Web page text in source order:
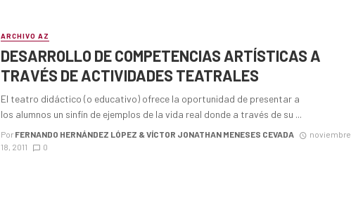
ARCHIVO AZ
DESARROLLO DE COMPETENCIAS ARTÍSTICAS A
TRAVÉS DE ACTIVIDADES TEATRALES
El teatro didáctico (o educativo) ofrece la oportunidad de presentar a
los alumnos un sinfín de ejemplos de la vida real donde a través de su ...
Por FERNANDO HERNÁNDEZ LÓPEZ & VÍCTOR JONATHAN MENESES CEVADA
noviembre
18, 2011
0